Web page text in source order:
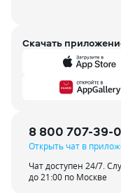
Скачать
8 800 707-39-
Открыть чат в
Чат доступен 24/7.
до 21:00 по Москве